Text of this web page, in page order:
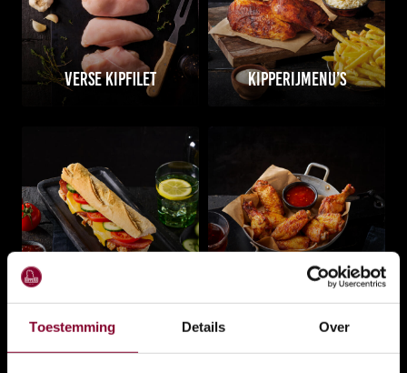
Toestemming Details Over
Verse kipfilet Kipperijmenu’s
Grill & Snacks